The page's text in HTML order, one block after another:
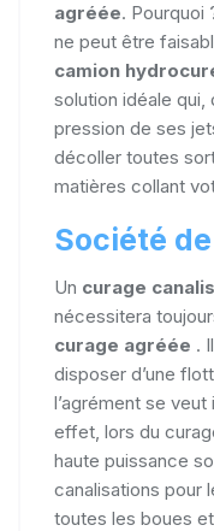
agréée. Pourquoi
ne peut être
camion
solution idéale qui,
pression de ses
décoller toutes
matières collant
Société
Un curage
nécessitera
curage agréée .
disposer d’une
l’agrément se
effet, lors du
haute puissance
canalisations pour
toutes les boues